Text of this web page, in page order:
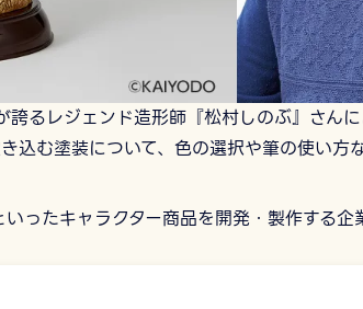
誇るレジェンド造形師『松村しのぶ』さん
込む塗装について、色の選択や筆の使い
ったキャラクター商品を開発・製作する